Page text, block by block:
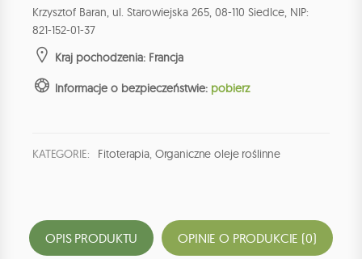
Krzysztof Baran, ul. Starowiejska 265, 08-110 Siedlce, NIP:
821-152-01-37
Kraj pochodzenia: Francja
Informacje o bezpieczeństwie: pobierz
KATEGORIE: Fitoterapia, Organiczne oleje roślinne
OPIS PRODUKTU OPINIE O PRODUKCIE (0)